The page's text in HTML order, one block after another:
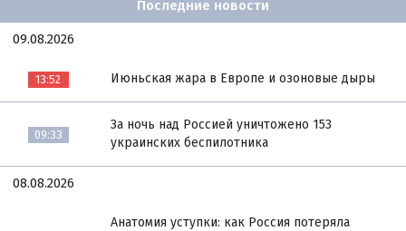
Последние новости
09.08.2026
13:52 Июньская жара в Европе и озоновые дыры
09:33
За ночь над Россией уничтожено 153
украинских беспилотника
08.08.2026
Анатомия уступки: как Россия потеряла